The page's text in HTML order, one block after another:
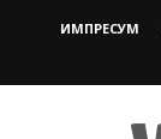
ИМПРЕСУМ